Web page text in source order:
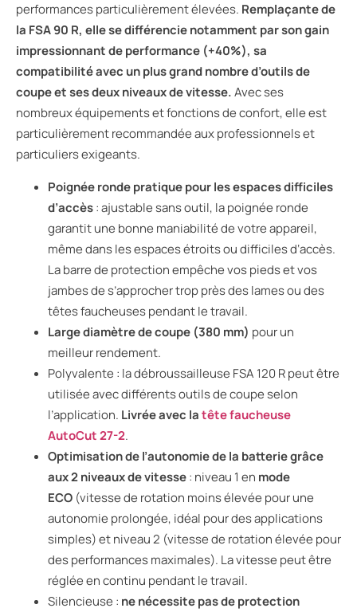
performances particulièrement élevées. Remplaçante de
la FSA 90 R, elle se différencie notamment par son gain
impressionnant de performance (+40%), sa
compatibilité avec un plus grand nombre d’outils de
coupe et ses deux niveaux de vitesse.Avec ses
nombreux équipements et fonctions de confort, elle est
particulièrement recommandée aux professionnels et
particuliers exigeants.
Poignée ronde pratique pour les espaces difficiles
d’accès: ajustable sans outil, la poignée ronde
garantit une bonne maniabilité de votre appareil,
même dans les espaces étroits ou difficiles d‘accès.
La barre de protection empêche vos pieds et vos
jambes de s’approcher trop près des lames ou des
têtes faucheuses pendant le travail.
Large diamètre de coupe (380 mm) pour un
meilleur rendement.
Polyvalente : la débroussailleuse FSA 120 R peut être
utilisée avec différents outils de coupe selon
l’application. Livrée avec latête faucheuse
AutoCut 27-2.
Optimisation de l’autonomie de la batterie grâce
aux 2 niveaux de vitesse: niveau 1 en mode
ECO (vitesse de rotation moins élevée pour une
autonomie prolongée, idéal pour des applications
simples) et niveau 2 (vitesse de rotation élevée pour
des performances maximales). La vitesse peut être
réglée en continu pendant le travail.
Silencieuse : ne nécessite pas de protection